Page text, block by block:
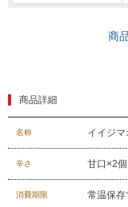
商
商品詳細
名称 イイジ
辛さ 甘口×2
消費期限 常温保存